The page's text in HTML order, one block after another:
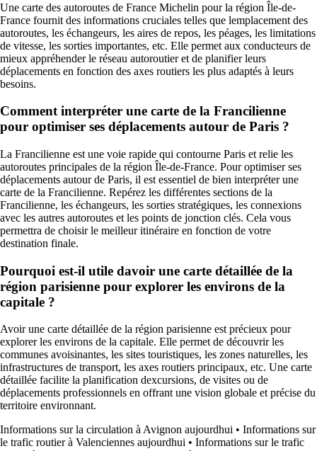
Une carte des autoroutes de France Michelin pour la région Île-de-
France fournit des informations cruciales telles que lemplacement des
autoroutes, les échangeurs, les aires de repos, les péages, les limitations
de vitesse, les sorties importantes, etc. Elle permet aux conducteurs de
mieux appréhender le réseau autoroutier et de planifier leurs
déplacements en fonction des axes routiers les plus adaptés à leurs
besoins.
Comment interpréter une carte de la Francilienne
pour optimiser ses déplacements autour de Paris ?
La Francilienne est une voie rapide qui contourne Paris et relie les
autoroutes principales de la région Île-de-France. Pour optimiser ses
déplacements autour de Paris, il est essentiel de bien interpréter une
carte de la Francilienne. Repérez les différentes sections de la
Francilienne, les échangeurs, les sorties stratégiques, les connexions
avec les autres autoroutes et les points de jonction clés. Cela vous
permettra de choisir le meilleur itinéraire en fonction de votre
destination finale.
Pourquoi est-il utile davoir une carte détaillée de la
région parisienne pour explorer les environs de la
capitale ?
Avoir une carte détaillée de la région parisienne est précieux pour
explorer les environs de la capitale. Elle permet de découvrir les
communes avoisinantes, les sites touristiques, les zones naturelles, les
infrastructures de transport, les axes routiers principaux, etc. Une carte
détaillée facilite la planification dexcursions, de visites ou de
déplacements professionnels en offrant une vision globale et précise du
territoire environnant.
Informations sur la circulation à Avignon aujourdhui • Informations sur
le trafic routier à Valenciennes aujourdhui • Informations sur le trafic